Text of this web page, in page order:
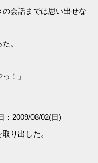
会話までは思い出せな
。
！」
：2009/08/02(日)
り出した。